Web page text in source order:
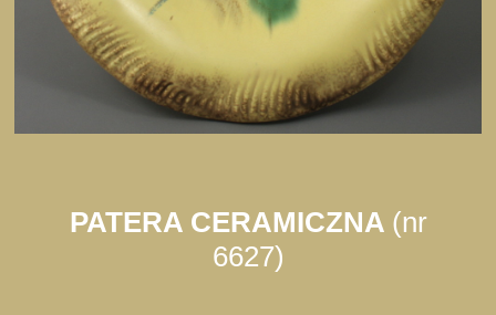
PATERA CERAMICZNA (nr
6627)